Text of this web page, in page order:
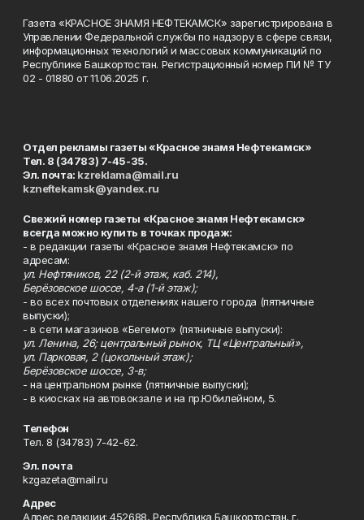
Газета «КРАСНОЕ ЗНАМЯ НЕФТЕКАМСК» зарегистрирована в
Управлении Федеральной службы по надзору в сфере связи,
информационных технологий и массовых коммуникаций по
Республике Башкортостан. Регистрационный номер ПИ № ТУ
02 - 01880 от 11.06.2025 г.
Отдел рекламы газеты «Красное знамя Нефтекамск»
Тел. 8 (34783) 7-45-35.
Эл. почта: kzreklama@mail.ru
kzneftekamsk@yandex.ru
Свежий номер газеты «Красное знамя Нефтекамск»
всегда можно купить в точках продаж:
- в редакции газеты «Красное знамя Нефтекамск» по
адресам:
ул. Нефтяников, 22 (2-й этаж, каб. 214),
Берёзовское шоссе, 4-а (1-й этаж);
- во всех почтовых отделениях нашего города (пятничные
выпуски);
- в сети магазинов «Бегемот» (пятничные выпуски):
ул. Ленина, 26; центральный рынок, ТЦ «Центральный»,
ул. Парковая, 2 (цокольный этаж);
Берёзовское шоссе, 3-в;
- на центральном рынке (пятничные выпуски);
- в киосках на автовокзале и на пр.Юбилейном, 5.
Телефон
Тел. 8 (34783) 7-42-62.
Эл. почта
kzgazeta@mail.ru
Адрес
Адрес редакции: 452688, Республика Башкортостан, г.